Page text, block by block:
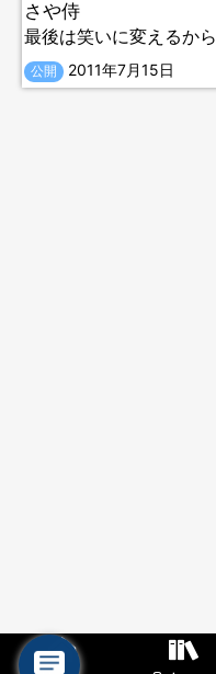
さや侍
最後は笑いに変えるから
公開 2011年7月15日